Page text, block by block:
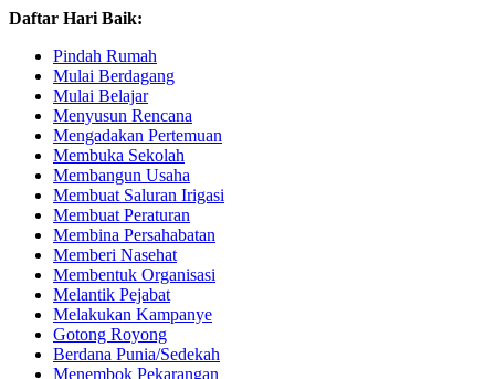
Daftar Hari Baik:
Pindah Rumah
Mulai Berdagang
Mulai Belajar
Menyusun Rencana
Mengadakan Pertemuan
Membuka Sekolah
Membangun Usaha
Membuat Saluran Irigasi
Membuat Peraturan
Membina Persahabatan
Memberi Nasehat
Membentuk Organisasi
Melantik Pejabat
Melakukan Kampanye
Gotong Royong
Berdana Punia/Sedekah
Menembok Pekarangan